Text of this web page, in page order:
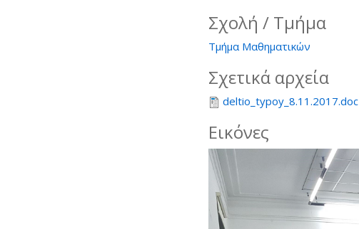
Σχολή / Τμήμα
Τμήμα Μαθηματικών
Σχετικά αρχεία
deltio_typoy_8.11.2017.doc
Εικόνες